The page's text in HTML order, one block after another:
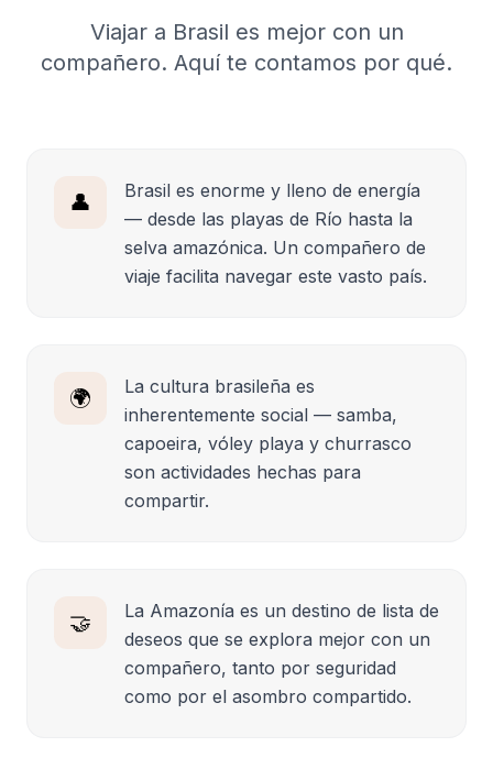
Viajar a Brasil es mejor con un
compañero. Aquí te contamos por qué.
👤
Brasil es enorme y lleno de energía
— desde las playas de Río hasta la
selva amazónica. Un compañero de
viaje facilita navegar este vasto país.
🌍
La cultura brasileña es
inherentemente social — samba,
capoeira, vóley playa y churrasco
son actividades hechas para
compartir.
🤝
La Amazonía es un destino de lista de
deseos que se explora mejor con un
compañero, tanto por seguridad
como por el asombro compartido.